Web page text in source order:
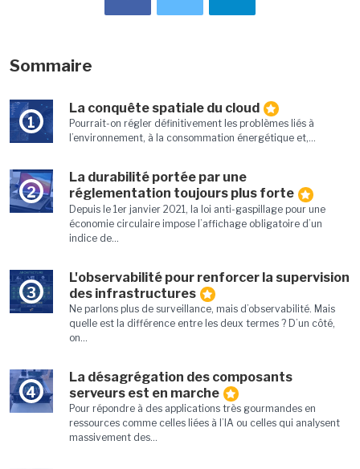
Sommaire
1
La conquête spatiale du cloud
Pourrait-on régler définitivement les problèmes liés à
l’environnement, à la consommation énergétique et,...
2
La durabilité portée par une
réglementation toujours plus forte
Depuis le 1er janvier 2021, la loi anti-gaspillage pour une
économie circulaire impose l’affichage obligatoire d’un
indice de...
3
L'observabilité pour renforcer la supervision
des infrastructures
Ne parlons plus de surveillance, mais d’observabilité. Mais
quelle est la différence entre les deux termes ? D’un côté,
on...
4
La désagrégation des composants
serveurs est en marche
Pour répondre à des applications très gourmandes en
ressources comme celles liées à l’IA ou celles qui analysent
massivement des...